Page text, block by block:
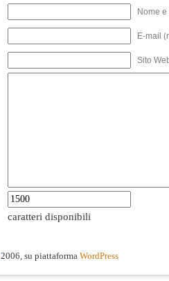
Nome
E-mail
Sito
caratteri disponibili
2006, su piattaforma WordPress